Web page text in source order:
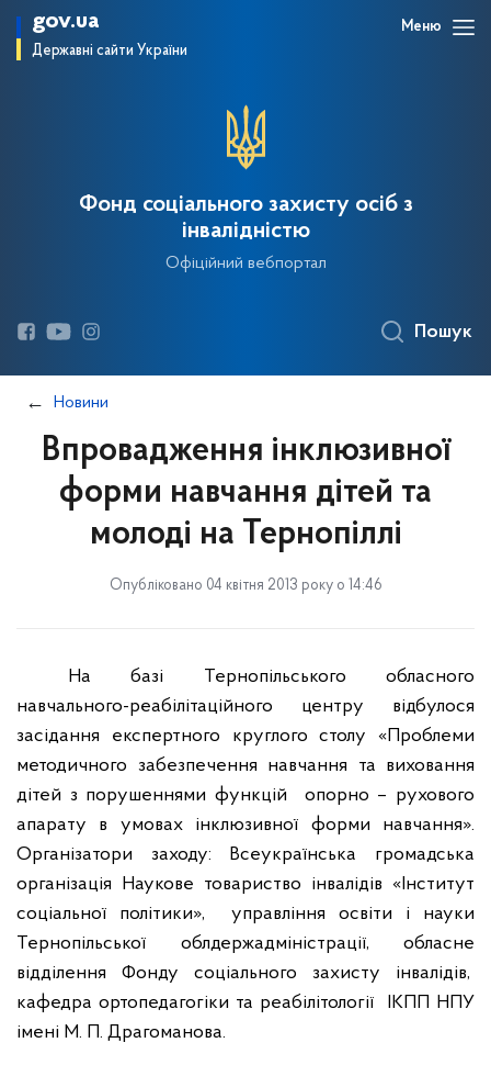
gov.ua
Державні сайти України
Меню
Фонд соціального захисту осіб з
інвалідністю
Офіційний вебпортал
Пошук
Новини
Впровадження інклюзивної
форми навчання дітей та
молоді на Тернопіллі
Опубліковано 04 квітня 2013 року о 14:46
На базі Тернопільського обласного
навчального-реабілітаційного центру відбулося
засідання експертного круглого столу «Проблеми
методичного забезпечення навчання та виховання
дітей з порушеннями функцій
опорно – рухового
апарату в умовах інклюзивної форми навчання».
Організатори заходу: Всеукраїнська громадська
організація Наукове товариство інвалідів «Інститут
соціальної політики»,
управління освіти і науки
Тернопільської облдержадміністрації, обласне
відділення Фонду соціального захисту інвалідів,
кафедра ортопедагогіки та реабілітології
ІКПП НПУ
імені М. П. Драгоманова.